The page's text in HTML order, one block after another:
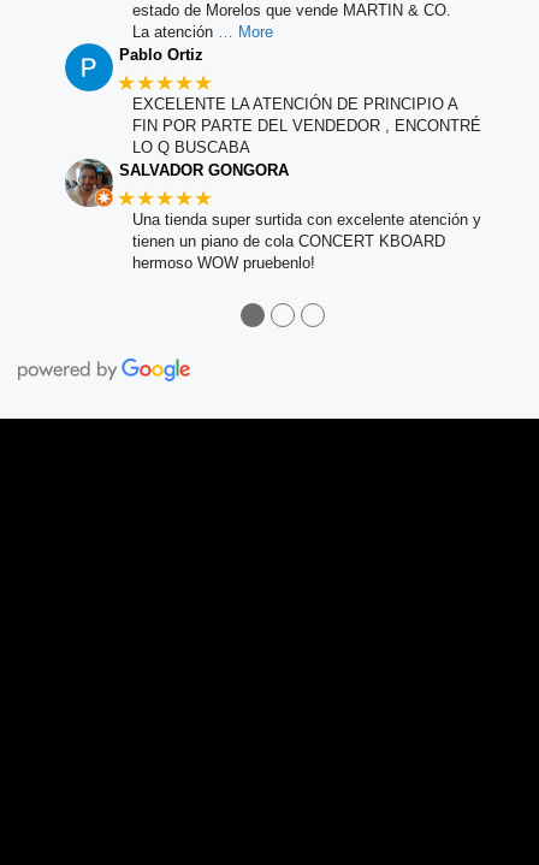
estado de Morelos que vende MARTIN & CO.
La atención … More
Pablo Ortiz
★★★★★
EXCELENTE LA ATENCIÓN DE PRINCIPIO A
FIN POR PARTE DEL VENDEDOR , ENCONTRÉ
LO Q BUSCABA
SALVADOR GONGORA
★★★★★
Una tienda super surtida con excelente atención y
tienen un piano de cola CONCERT KBOARD
hermoso WOW pruebenlo!
●●●